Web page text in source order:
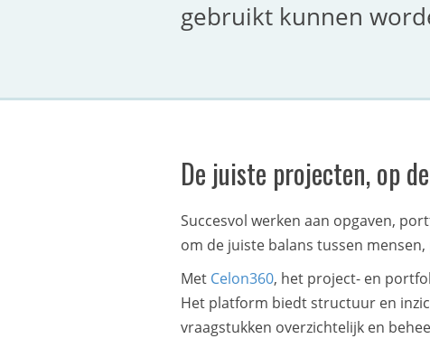
gebruikt kunnen
De juiste projecten, op
Succesvol werken aan opgaven,
om de juiste balans tussen
Met Celon360, het project- en
Het platform biedt structuur en
vraagstukken overzichtelijk en